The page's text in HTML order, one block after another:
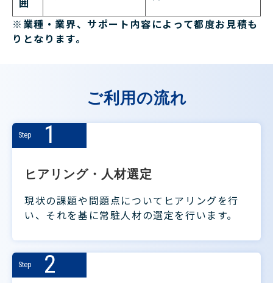
※業種・業界、サポート内容によって都度お見積も
りとなります。
ご利用の流れ
Step 1
ヒアリング・人材選定
現状の課題や問題点についてヒアリングを行
い、それを基に常駐人材の選定を行います。
Step 2